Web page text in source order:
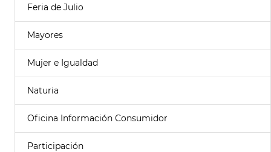
Feria de Julio
Mayores
Mujer e Igualdad
Naturia
Oficina Información Consumidor
Participación